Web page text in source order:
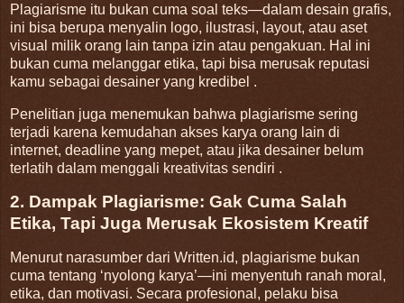
Plagiarisme itu bukan cuma soal teks—dalam desain grafis,
ini bisa berupa menyalin logo, ilustrasi, layout, atau aset
visual milik orang lain tanpa izin atau pengakuan. Hal ini
bukan cuma melanggar etika, tapi bisa merusak reputasi
kamu sebagai desainer yang kredibel .
Penelitian juga menemukan bahwa plagiarisme sering
terjadi karena kemudahan akses karya orang lain di
internet, deadline yang mepet, atau jika desainer belum
terlatih dalam menggali kreativitas sendiri .
2. Dampak Plagiarisme: Gak Cuma Salah
Etika, Tapi Juga Merusak Ekosistem Kreatif
Menurut narasumber dari Written.id, plagiarisme bukan
cuma tentang ‘nyolong karya’—ini menyentuh ranah moral,
etika, dan motivasi. Secara profesional, pelaku bisa